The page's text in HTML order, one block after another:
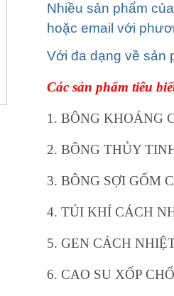
Nhiều sản phẩm
hoặc email với
Với đa dạng về sản
Các sản phẩm tiêu
1. BÔNG KHOÁNG
2. BÔNG THỦY
3. BÔNG SỢI GỐM
4. TÚI KHÍ CÁCH
5. GEN CÁCH
6. CAO SU XỐP